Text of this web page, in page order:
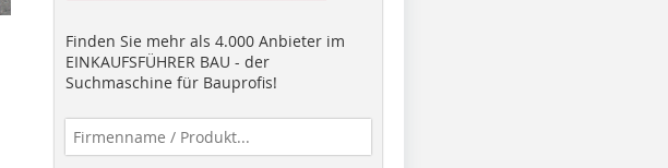
Finden Sie mehr als 4.000 Anbieter im
EINKAUFSFÜHRER BAU - der
Suchmaschine für Bauprofis!